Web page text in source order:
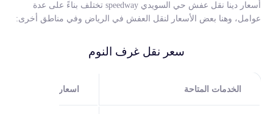
أسعار دينا نقل عفش حي السويدي
speedway تختلف بناءً على عدة
عوامل، وهنا بعض الأسعار لنقل العفش في الرياض وفي مناطق أخرى:
سعر نقل غرف النوم
الخدمات المتاحة اسعار دينا نقل عفش